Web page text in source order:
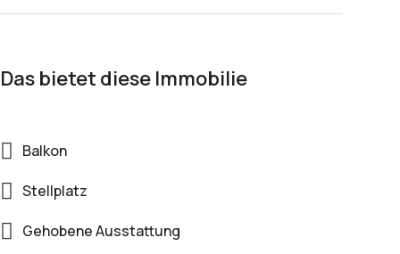
Das bietet diese Immobilie
Balkon
Stellplatz
Gehobene Ausstattung